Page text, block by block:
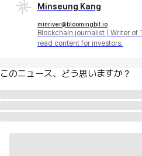
Minseung Kang
minriver@bloomingbit.io
Blockchain journalist | Writer of
read content for investors.
このニュース、どう思いますか？